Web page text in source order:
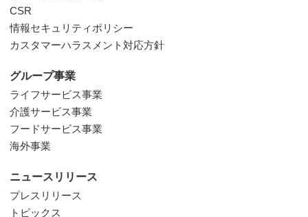
CSR
情報セキュリティポリシー
カスタマーハラスメント対応方針
グループ事業
ライフサービス事業
介護サービス事業
フードサービス事業
海外事業
ニュースリリース
プレスリリース
トピックス